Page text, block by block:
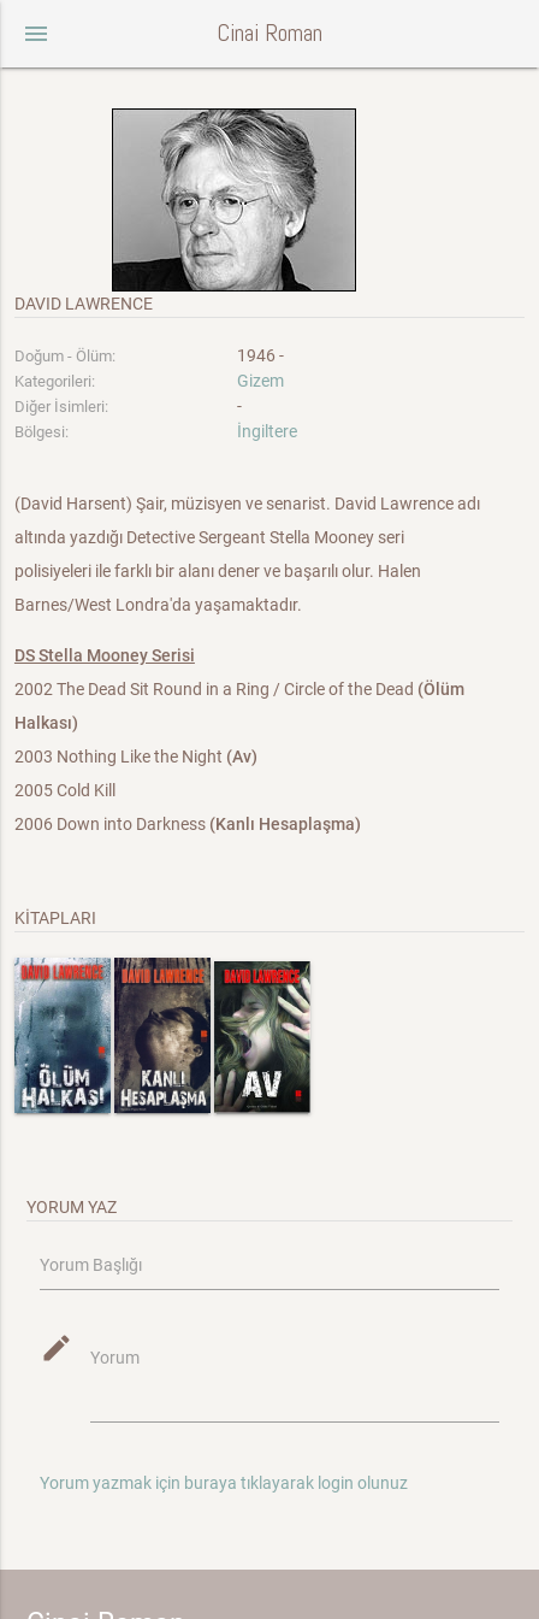
menu Cinai Roman
DAVID LAWRENCE
Doğum - Ölüm: 1946 -
Kategorileri: Gizem
Diğer İsimleri: -
Bölgesi: İngiltere
(David Harsent) Şair, müzisyen ve senarist. David Lawrence adı
altında yazdığı Detective Sergeant Stella Mooney seri
polisiyeleri ile farklı bir alanı dener ve başarılı olur. Halen
Barnes/West Londra'da yaşamaktadır.
DS Stella Mooney Serisi
2002 The Dead Sit Round in a Ring / Circle of the Dead (Ölüm
Halkası)
2003 Nothing Like the Night (Av)
2005 Cold Kill
2006 Down into Darkness (Kanlı Hesaplaşma)
KİTAPLARI
YORUM YAZ
Yorum Başlığı
mode_edit Yorum
Yorum yazmak için buraya tıklayarak login olunuz